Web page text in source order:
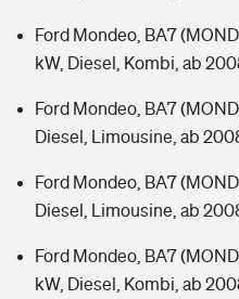
Ford Mondeo, BA7
kW, Diesel, Kombi, ab
Ford Mondeo, BA7
Diesel, Limousine, ab
Ford Mondeo, BA7
Diesel, Limousine, ab
Ford Mondeo, BA7
kW, Diesel, Kombi, ab